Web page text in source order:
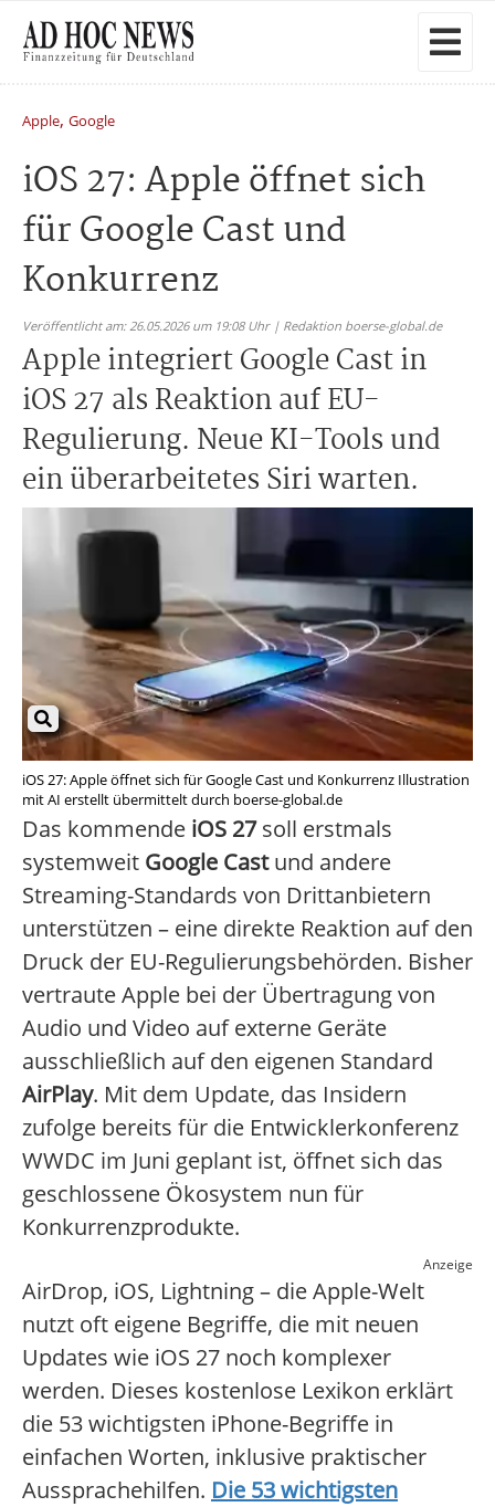
Apple, Google
iOS 27: Apple öffnet sich
für Google Cast und
Konkurrenz
Veröffentlicht am: 26.05.2026 um 19:08 Uhr | Redaktion boerse-global.de
Apple integriert Google Cast in
iOS 27 als Reaktion auf EU-
Regulierung. Neue KI-Tools und
ein überarbeitetes Siri warten.
iOS 27: Apple öffnet sich für Google Cast und Konkurrenz Illustration
mit AI erstellt übermittelt durch boerse-global.de
Das kommende iOS 27soll erstmals
systemweit Google Castund andere
Streaming-Standards von Drittanbietern
unterstützen – eine direkte Reaktion auf den
Druck der EU-Regulierungsbehörden. Bisher
vertraute Apple bei der Übertragung von
Audio und Video auf externe Geräte
ausschließlich auf den eigenen Standard
AirPlay. Mit dem Update, das Insidern
zufolge bereits für die Entwicklerkonferenz
WWDC im Juni geplant ist, öffnet sich das
geschlossene Ökosystem nun für
Konkurrenzprodukte.
Anzeige
AirDrop, iOS, Lightning – die Apple-Welt
nutzt oft eigene Begriffe, die mit neuen
Updates wie iOS 27 noch komplexer
werden. Dieses kostenlose Lexikon erklärt
die 53 wichtigsten iPhone-Begriffe in
einfachen Worten, inklusive praktischer
Aussprachehilfen. Die 53 wichtigsten